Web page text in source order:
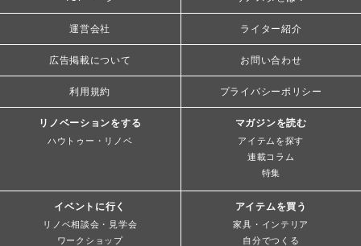
運営会社 ライター紹介
広告掲載について お問い合わせ
利用規約 プライバシーポリシー
リノベーションをする
ハウトゥー・リノベ
マガジンを読む
アイテムを探す
連載コラム
特集
イベントに行く
リノベ相談会・見学会
ワークショップ
アイテムを買う
家具・インテリア
自分でつくる